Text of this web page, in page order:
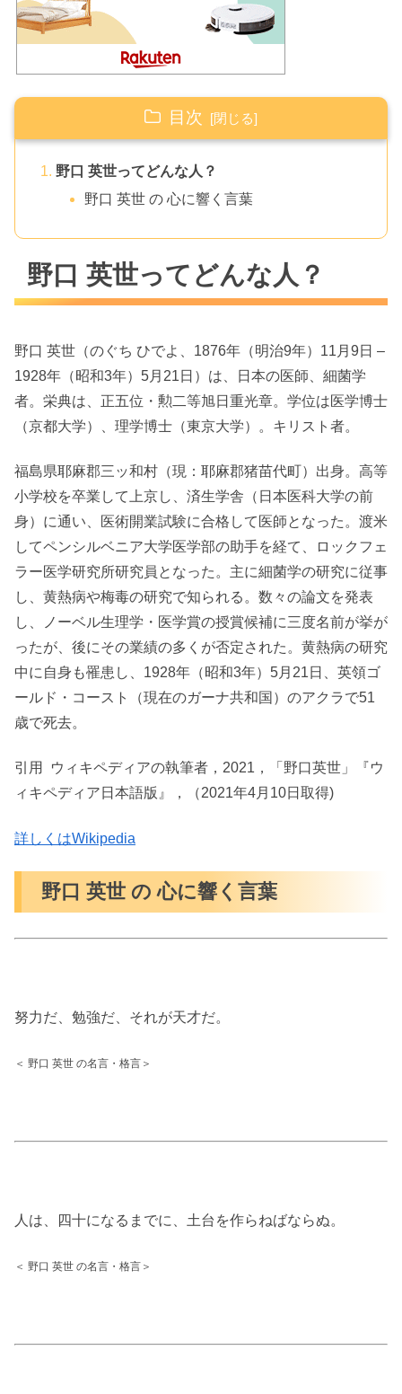
目次
野口 英世ってどんな人？
野口 英世 の 心に響く言葉
野口 英世ってどんな人？
野口 英世（のぐち ひでよ、1876年（明治9年）11月9日 –
1928年（昭和3年）5月21日）は、日本の医師、細菌学
者。栄典は、正五位・勲二等旭日重光章。学位は医学博士
（京都大学）、理学博士（東京大学）。キリスト者。
福島県耶麻郡三ッ和村（現：耶麻郡猪苗代町）出身。高等
小学校を卒業して上京し、済生学舎（日本医科大学の前
身）に通い、医術開業試験に合格して医師となった。渡米
してペンシルベニア大学医学部の助手を経て、ロックフェ
ラー医学研究所研究員となった。主に細菌学の研究に従事
し、黄熱病や梅毒の研究で知られる。数々の論文を発表
し、ノーベル生理学・医学賞の授賞候補に三度名前が挙が
ったが、後にその業績の多くが否定された。黄熱病の研究
中に自身も罹患し、1928年（昭和3年）5月21日、英領ゴ
ールド・コースト（現在のガーナ共和国）のアクラで51
歳で死去。
引用 ウィキペディアの執筆者，2021，「野口英世」『ウ
ィキペディア日本語版』，（2021年4月10日取得)
詳しくはWikipedia
野口 英世 の 心に響く言葉
努力だ、勉強だ、それが天才だ。
＜ 野口 英世 の名言・格言＞
人は、四十になるまでに、土台を作らねばならぬ。
＜ 野口 英世 の名言・格言＞